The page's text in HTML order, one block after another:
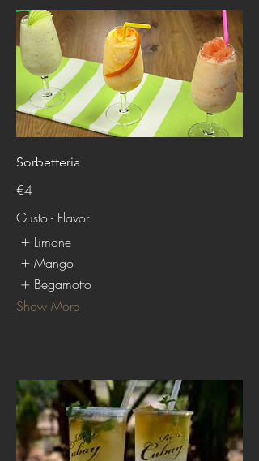
Sorbetteria
€4
Gusto - Flavor
Limone
Mango
Begamotto
Show More